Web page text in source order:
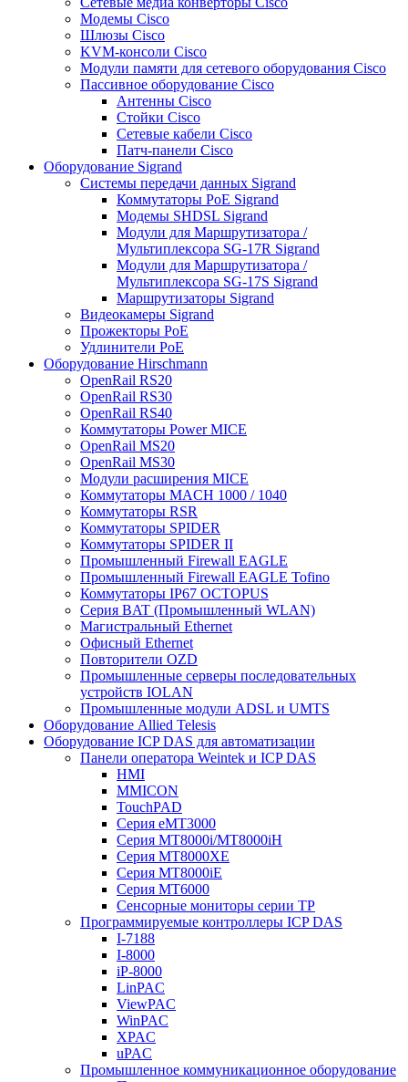
Модемы Cisco
Шлюзы Cisco
KVM-консоли Cisco
Модули памяти для сетевого оборудования Cisco
Пассивное оборудование Cisco
Антенны Cisco
Стойки Cisco
Сетевые кабели Cisco
Патч-панели Cisco
Оборудование Sigrand
Системы передачи данных Sigrand
Коммутаторы PoE Sigrand
Модемы SHDSL Sigrand
Модули для Маршрутизатора /
Мультиплексора SG-17R Sigrand
Модули для Маршрутизатора /
Мультиплексора SG-17S Sigrand
Маршрутизаторы Sigrand
Видеокамеры Sigrand
Прожекторы PoE
Удлинители PoE
Оборудование Hirschmann
OpenRail RS20
OpenRail RS30
OpenRail RS40
Коммутаторы Power MICE
OpenRail MS20
OpenRail MS30
Модули расширения MICE
Коммутаторы MACH 1000 / 1040
Коммутаторы RSR
Коммутаторы SPIDER
Коммутаторы SPIDER II
Промышленный Firewall EAGLE
Промышленный Firewall EAGLE Tofino
Коммутаторы IP67 OCTOPUS
Серия BAT (Промышленный WLAN)
Магистральный Ethernet
Офисный Ethernet
Повторители OZD
Промышленные серверы последовательных
устройств IOLAN
Промышленные модули ADSL и UMTS
Оборудование Allied Telesis
Оборудование ICP DAS для автоматизации
Панели оператора Weintek и ICP DAS
HMI
MMICON
TouchPAD
Серия eMT3000
Серия MT8000i/MT8000iH
Серия MT8000XE
Серия MT8000iE
Серия MT6000
Сенсорные мониторы серии TP
Программируемые контроллеры ICP DAS
I-7188
I-8000
iP-8000
LinPAC
ViewPAC
WinPAC
XPAC
uPAC
Промышленное коммуникационное оборудование